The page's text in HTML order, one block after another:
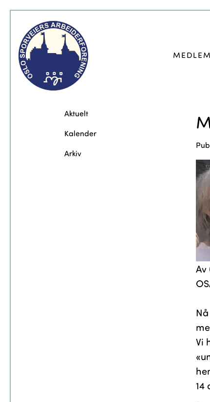
Aktuelt
Kalender
Arkiv
Av
Vi
14